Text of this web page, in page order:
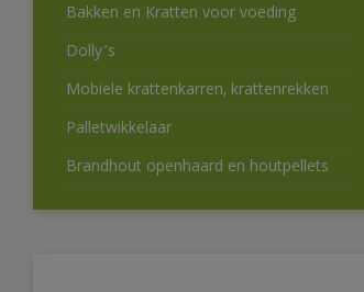
Bakken en Kratten voor voeding
Dolly’s
Mobiele krattenkarren, krattenrekken
Palletwikkelaar
Brandhout openhaard en houtpellets